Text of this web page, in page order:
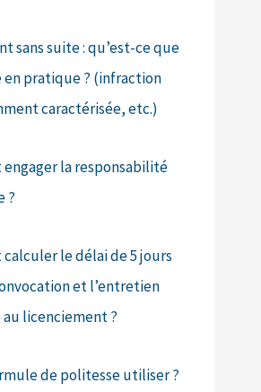
sans suite : qu’est-ce que
en pratique ? (infraction
caractérisée, etc.)
engager la responsabilité
?
le délai de 5 jours
et l’entretien
licenciement ?
de politesse utiliser ?